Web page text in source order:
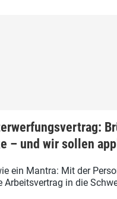
– und wir sollen
ein Mantra: Mit der
Arbeitsvertrag in die